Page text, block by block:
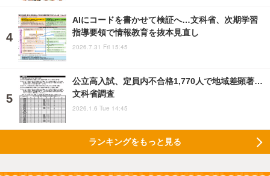
AIにコードを書かせて検証へ…文科省、次期学習
指導要領で情報教育を抜本見直し
2026.7.31 Fri 15:45
公立高入試、定員内不合格1,770人で地域差顕著…
文科省調査
2026.1.6 Tue 14:45
ランキングをもっと見る